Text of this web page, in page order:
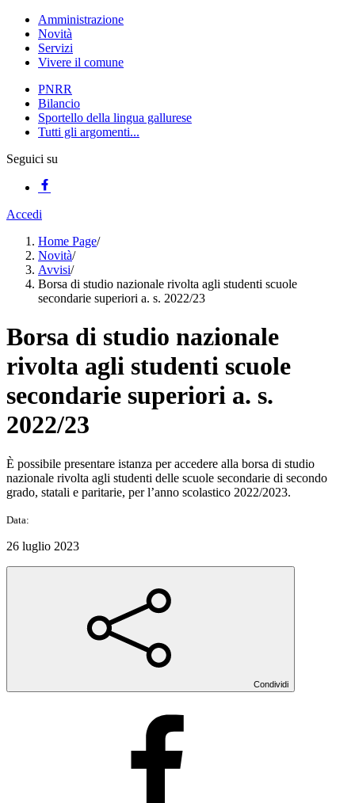
Amministrazione
Novità
Servizi
Vivere il comune
PNRR
Bilancio
Sportello della lingua gallurese
Tutti gli argomenti...
Seguici su
Accedi
Home Page/
Novità/
Avvisi/
Borsa di studio nazionale rivolta agli studenti scuole
secondarie superiori a. s. 2022/23
Borsa di studio nazionale
rivolta agli studenti scuole
secondarie superiori a. s.
2022/23
È possibile presentare istanza per accedere alla borsa di studio
nazionale rivolta agli studenti delle scuole secondarie di secondo
grado, statali e paritarie, per l’anno scolastico 2022/2023.
Data:
26 luglio 2023
Condividi